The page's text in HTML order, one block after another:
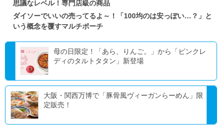
思議なレベル！専門店級の商品
ダイソーでいいの売ってるよ～！「100均のは安っぽい…？」と
いう概念を覆すマルチポーチ
母の日限定！「あら、りんご。」から「ピンクレ
ディのタルトタタン」新登場
大阪・関西万博で「豚骨風ヴィーガンらーめん」限
定販売！